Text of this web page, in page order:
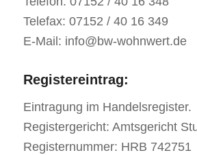
Telefax: 07152 / 40 16 349
E-Mail: info@bw-wohnwert.de
Registereintrag:
Eintragung im Handelsregister.
Registergericht: Amtsgericht
Registernummer: HRB 742751